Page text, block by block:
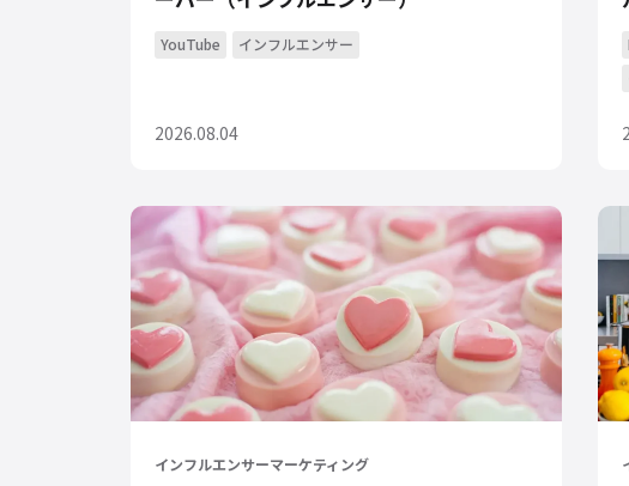
YouTube インフルエンサー
2026.08.04
インフルエンサーマーケティング